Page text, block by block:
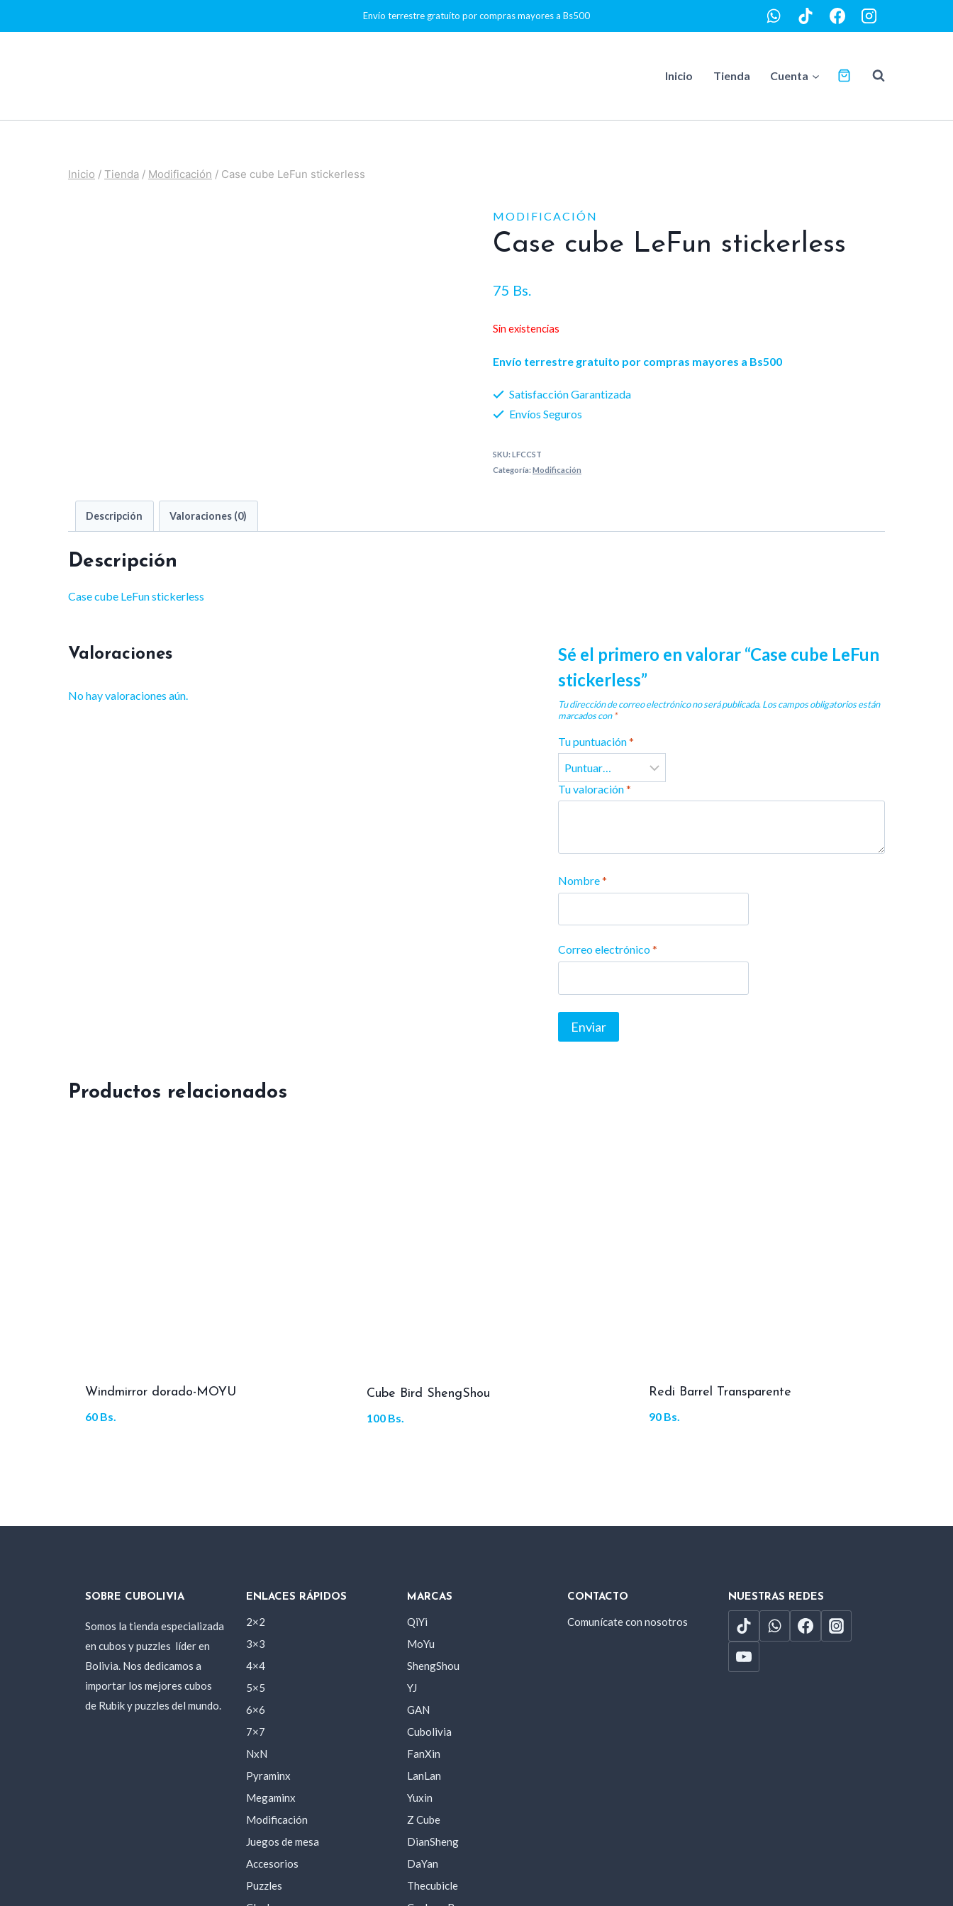
al
Envío terrestre gratuíto por compras mayores a Bs500
Inicio Tienda Cuenta
Inicio / Tienda / Modificación / Case cube LeFun stickerless
MODIFICACIÓN
Case cube LeFun stickerless
75 Bs.
Sin existencias
Envío terrestre gratuito por compras mayores a Bs500
Satisfacción Garantizada
Envíos Seguros
SKU:LFCCST
Categoría:Modificación
Descripción Valoraciones (0)
Descripción
Case cube LeFun stickerless
Valoraciones
No hay valoraciones aún.
Sé el primero en valorar “Case cube LeFun
stickerless”
Tu dirección de correo electrónico no será publicada.Los campos obligatorios están
marcados con*
Tu puntuación*
Tu valoración*
Nombre*
Correo electrónico*
Productos relacionados
Windmirror dorado-MOYU
60 Bs.
Cube Bird ShengShou
100 Bs.
Redi Barrel Transparente
90 Bs.
SOBRE CUBOLIVIA
Somos la tienda especializada
en cubos y puzzles líder en
Bolivia. Nos dedicamos a
importar los mejores cubos
de Rubik y puzzles del mundo.
ENLACES RÁPIDOS
2×2
3×3
4×4
5×5
6×6
7×7
NxN
Pyraminx
Megaminx
Modificación
Juegos de mesa
Accesorios
Puzzles
MARCAS
QiYi
MoYu
ShengShou
YJ
GAN
Cubolivia
FanXin
LanLan
Yuxin
Z Cube
DianSheng
DaYan
Thecubicle
CONTACTO
Comunícate con nosotros
NUESTRAS REDES